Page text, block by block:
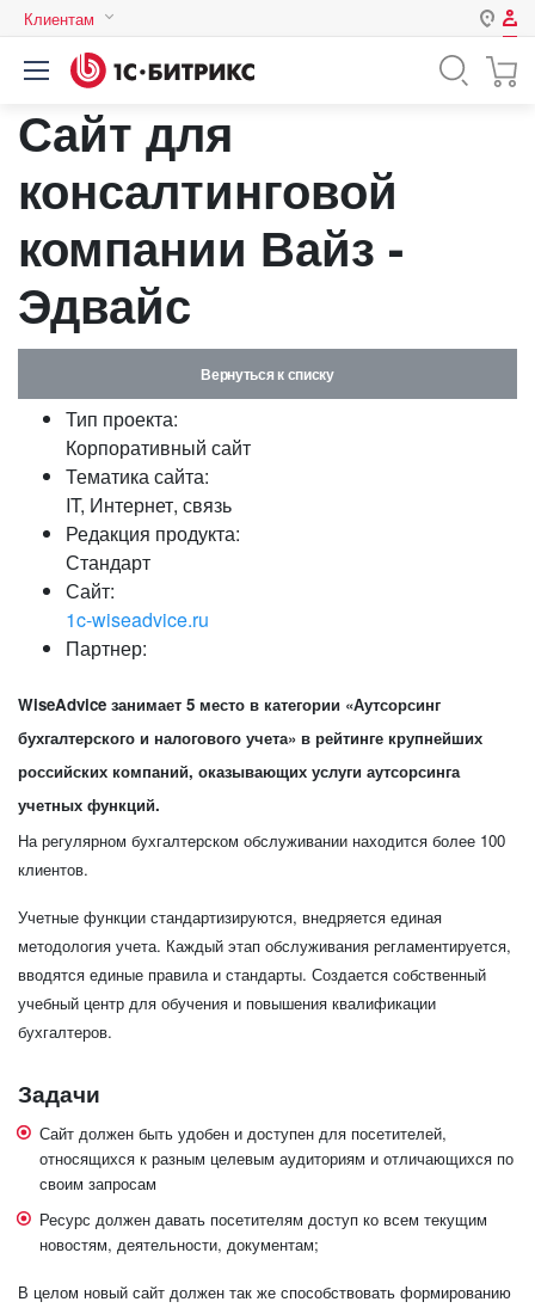
Клиентам
Авторизация
Логин
Пароль
компьютере
Забыли свой пароль?
или войдите с помощью
Сайт для
консалтинговой
компании Вайз -
Эдвайс
Вернуться к списку
Тип проекта:
Корпоративный сайт
Тематика сайта:
IT, Интернет, связь
Редакция продукта:
Стандарт
Сайт:
1c-wiseadvice.ru
Партнер:
WiseAdvice занимает 5 место в категории «Аутсорсинг
бухгалтерского и налогового учета» в рейтинге крупнейших
российских компаний, оказывающих услуги аутсорсинга
учетных функций.
На регулярном бухгалтерском обслуживании находится более 100
клиентов.
Учетные функции стандартизируются, внедряется единая
методология учета. Каждый этап обслуживания регламентируется,
вводятся единые правила и стандарты. Создается собственный
учебный центр для обучения и повышения квалификации
бухгалтеров.
Задачи
Сайт должен быть удобен и доступен для посетителей,
относящихся к разным целевым аудиториям и отличающихся по
своим запросам
Ресурс должен давать посетителям доступ ко всем текущим
новостям, деятельности, документам;
В целом новый сайт должен так же способствовать формированию